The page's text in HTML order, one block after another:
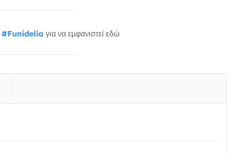
#Funidelia για να εμφανιστεί εδώ